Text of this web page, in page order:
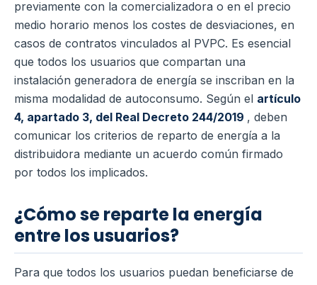
previamente con la comercializadora o en el precio
medio horario menos los costes de desviaciones, en
casos de contratos vinculados al PVPC. Es esencial
que todos los usuarios que compartan una
instalación generadora de energía se inscriban en la
misma modalidad de autoconsumo. Según el artículo
4, apartado 3, del Real Decreto 244/2019 , deben
comunicar los criterios de reparto de energía a la
distribuidora mediante un acuerdo común firmado
por todos los implicados.
¿Cómo se reparte la energía
entre los usuarios?
Para que todos los usuarios puedan beneficiarse de